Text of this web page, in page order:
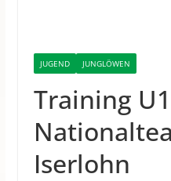
JUGEND JUNGLÖWEN
Training
Iserlohn